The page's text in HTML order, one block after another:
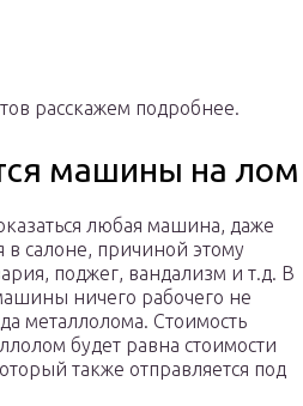
расскажем подробнее.
машины на лом
любая машина, даже
в салоне, причиной этому
поджег, вандализм и т.д. В
ничего рабочего не
металлолома. Стоимость
будет равна стоимости
также отправляется под